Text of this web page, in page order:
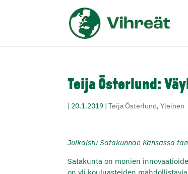
Teija Österlund:
| 20.1.2019 |Teija Österlund,Yleinen
Julkaistu Satakunnan Kansassa
Satakunta on monien